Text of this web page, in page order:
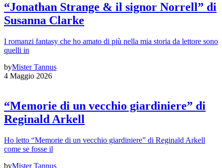
“Jonathan Strange & il signor Norrell” di
Susanna Clarke
I romanzi fantasy che ho amato di più nella mia storia da lettore sono
quelli in
byMister Tannus
4 Maggio 2026
“Memorie di un vecchio giardiniere” di
Reginald Arkell
Ho letto “Memorie di un vecchio giardiniere” di Reginald Arkell
come se fosse il
byMister Tannus